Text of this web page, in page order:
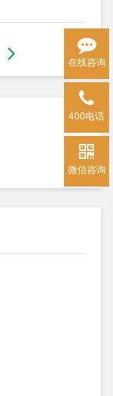
在线咨询
400电话
微信咨询